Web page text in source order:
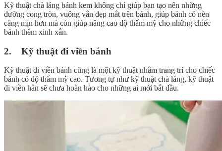
Kỹ thuật chà láng bánh kem không chỉ giúp bạn tạo nên những
đường cong tròn, vuông vắn đẹp mắt trên bánh, giúp bánh có nền
căng mịn hơn mà còn giúp nâng cao độ thẩm mỹ cho những chiếc
bánh thêm xinh xắn.
2. Kỹ thuật đi viền bánh
Kỹ thuật đi viền bánh cũng là một kỹ thuật nhằm trang trí cho chiếc
bánh có độ thẩm mỹ cao. Tương tự như kỹ thuật chà láng, kỹ thuật
đi viền hẳn sẽ chưa hoàn hảo cho những ai mới bắt đầu.